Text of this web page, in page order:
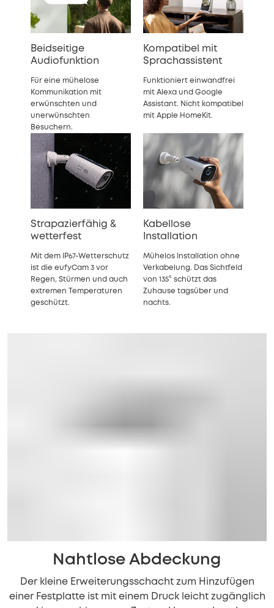
Beidseitige
Audiofunktion
Für eine mühelose
Kommunikation mit
erwünschten und
unerwünschten
Besuchern.
Kompatibel mit
Sprachassistent
Funktioniert einwandfrei
mit Alexa und Google
Assistant. Nicht kompatibel
mit Apple HomeKit.
Strapazierfähig &
wetterfest
Mit dem IP67-Wetterschutz
ist die eufyCam 3 vor
Regen, Stürmen und auch
extremen Temperaturen
geschützt.
Kabellose
Installation
Mühelos Installation ohne
Verkabelung. Das Sichtfeld
von 135° schützt das
Zuhause tagsüber und
nachts.
Nahtlose Abdeckung
Der kleine Erweiterungsschacht zum Hinzufügen
einer Festplatte ist mit einem Druck leicht zugänglich